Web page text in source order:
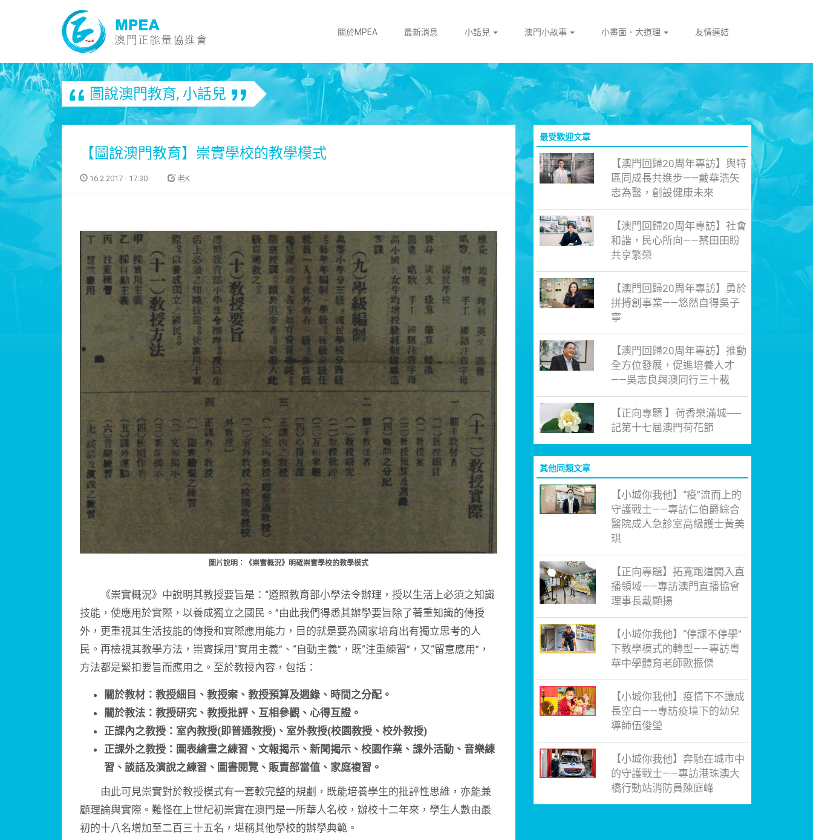
關於MPEA 最新消息 小話兒 澳門小故事 小畫面．大道理 友情連結
圖說澳門教育, 小話兒
【圖說澳門教育】崇實學校的教學模式
16.2.2017 - 17:30 老K
圖片說明：《崇實概況》明確崇實學校的教學模式
《崇實概況》中說明其教授要旨是：“遵照教育部小學法令辦理，授以生活上必須之知識
技能，使應用於實際，以養成獨立之國民。”由此我們得悉其辦學要旨除了著重知識的傳授
外，更重視其生活技能的傳授和實際應用能力，目的就是要為國家培育出有獨立思考的人
民。再檢視其教學方法，崇實採用“實用主義”、“自動主義”，既“注重練習”，又“留意應用”，
方法都是緊扣要旨而應用之。至於教授內容，包括：
關於教材：教授細目、教授案、教授預算及週錄、時間之分配。
關於教法：教授研究、教授批評、互相參觀、心得互證。
正課內之教授：室內教授(即普通教授)、室外教授(校園教授、校外教授)
正課外之教授：圖表繪畫之練習、文報揭示、新聞揭示、校園作業、課外活動、音樂練
習、談話及演說之練習、圖書閱覽、販賣部當值、家庭複習。
由此可見崇實對於教授模式有一套較完整的規劃，既能培養學生的批評性思維，亦能兼
顧理論與實際。難怪在上世紀初崇實在澳門是一所華人名校，辦校十二年來，學生人數由最
初的十八名增加至二百三十五名，堪稱其他學校的辦學典範。
最受歡迎文章
【澳門回歸20周年專訪】與特
區同成長共進步——戴華浩矢
志為醫，創設健康未來
【澳門回歸20周年專訪】社會
和諧，民心所向——蔡田田盼
共享繁榮
【澳門回歸20周年專訪】勇於
拼搏創事業——悠然自得吳子
寧
【澳門回歸20周年專訪】推動
全方位發展，促進培養人才
——吳志良與澳同行三十載
【正向專題 】荷香樂滿城──
記第十七屆澳門荷花節
其他同類文章
【小城你我他】“疫”流而上的
守護戰士——專訪仁伯爵綜合
醫院成人急診室高級護士黃美
琪
【正向專題】拓寬跑道闖入直
播領域——專訪澳門直播協會
理事長戴顯揚
【小城你我他】“停課不停學”
下教學模式的轉型——專訪粵
華中學體育老師歐振傑
【小城你我他】疫情下不讓成
長空白——專訪疫境下的幼兒
導師伍俊瑩
【小城你我他】奔馳在城市中
的守護戰士——專訪港珠澳大
橋行動站消防員陳庭峰